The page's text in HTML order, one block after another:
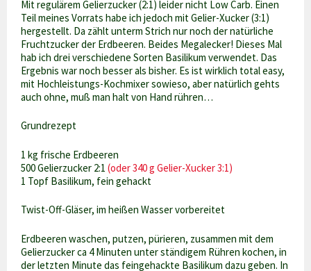
Mit regulärem Gelierzucker (2:1) leider nicht Low Carb. Einen
Teil meines Vorrats habe ich jedoch mit Gelier-Xucker (3:1)
hergestellt. Da zählt unterm Strich nur noch der natürliche
Fruchtzucker der Erdbeeren. Beides Megalecker! Dieses Mal
hab ich drei verschiedene Sorten Basilikum verwendet. Das
Ergebnis war noch besser als bisher. Es ist wirklich total easy,
mit Hochleistungs-Kochmixer sowieso, aber natürlich gehts
auch ohne, muß man halt von Hand rühren…
Grundrezept
1 kg frische Erdbeeren
500 Gelierzucker 2:1(oder 340 g Gelier-Xucker 3:1)
1 Topf Basilikum, fein gehackt
Twist-Off-Gläser, im heißen Wasser vorbereitet
Erdbeeren waschen, putzen, pürieren, zusammen mit dem
Gelierzucker ca 4 Minuten unter ständigem Rühren kochen, in
der letzten Minute das feingehackte Basilikum dazu geben. In